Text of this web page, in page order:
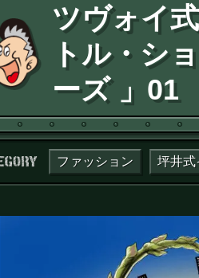
ツヴォイ
トル・シ
ーズ 」01
カテゴリー：
ファッション 坪井式